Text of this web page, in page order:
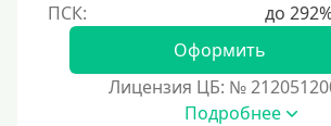
С опцией досрочного погашения
Без страховок и комиссий
Со страховкой
Оформить
Лицензия ЦБ: №
Подробнее